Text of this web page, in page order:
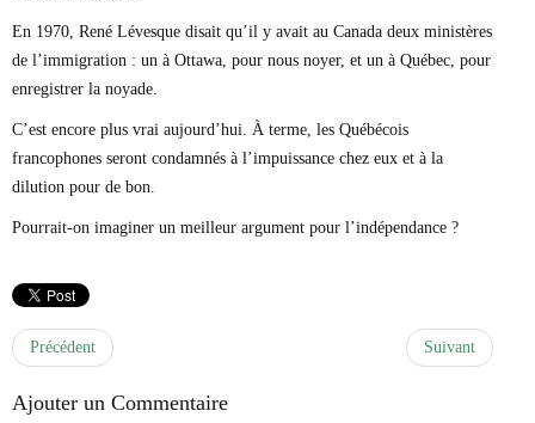
En 1970, René Lévesque disait qu’il y avait au Canada deux ministères
de l’immigration : un à Ottawa, pour nous noyer, et un à Québec, pour
enregistrer la noyade.
C’est encore plus vrai aujourd’hui. À terme, les Québécois
francophones seront condamnés à l’impuissance chez eux et à la
dilution pour de bon.
Pourrait-on imaginer un meilleur argument pour l’indépendance ?
Précédent Suivant
Ajouter un Commentaire